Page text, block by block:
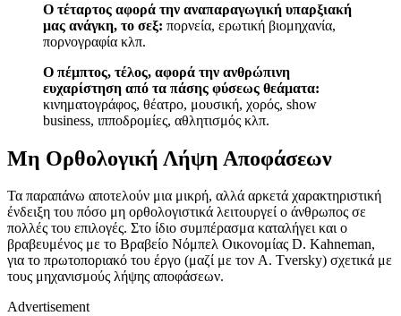
Ο τέταρτος αφορά την αναπαραγωγική υπαρξιακή
μας ανάγκη, το σεξ: πορνεία, ερωτική βιομηχανία,
πορνογραφία κλπ.
Ο πέμπτος, τέλος, αφορά την ανθρώπινη
ευχαρίστηση από τα πάσης φύσεως θεάματα:
κινηματογράφος, θέατρο, μουσική, χορός, show
business, ιπποδρομίες, αθλητισμός κλπ.
Μη Ορθολογική Λήψη Αποφάσεων
Τα παραπάνω αποτελούν μια μικρή, αλλά αρκετά χαρακτηριστική
ένδειξη του πόσο μη ορθολογιστικά λειτουργεί ο άνθρωπος σε
πολλές του επιλογές. Στο ίδιο συμπέρασμα καταλήγει και ο
βραβευμένος με το Βραβείο Νόμπελ Οικονομίας D. Kahneman,
για το πρωτοποριακό του έργο (μαζί με τον A. Tversky) σχετικά με
τους μηχανισμούς λήψης αποφάσεων.
Advertisement